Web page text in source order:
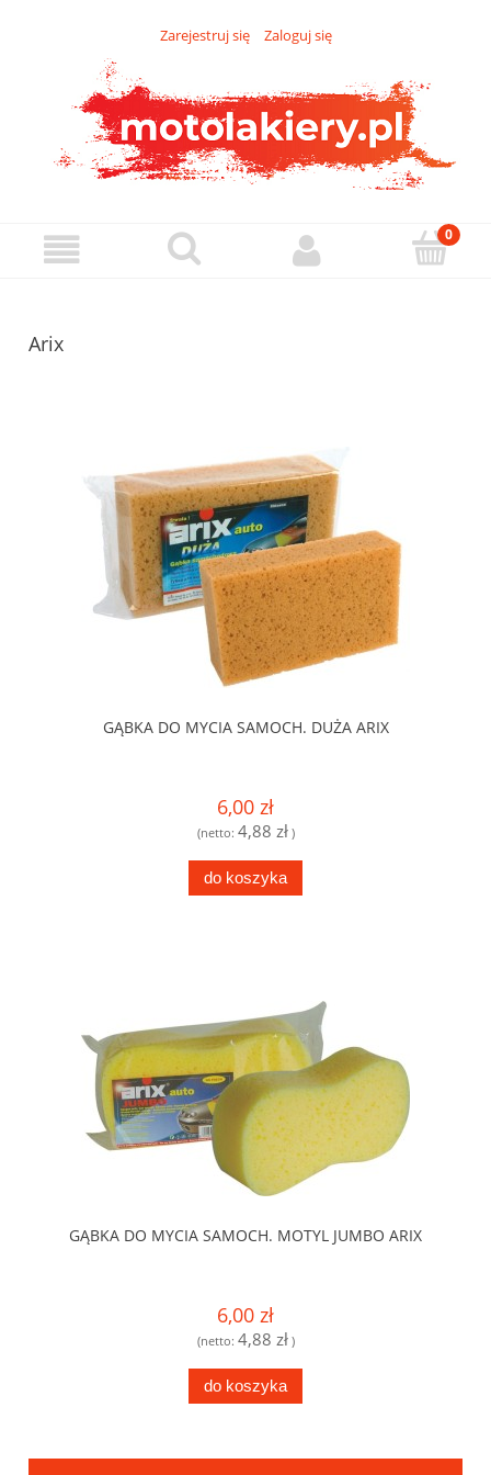
Zarejestruj się Zaloguj się
Arix
GĄBKA DO MYCIA SAMOCH. DUŻA ARIX
6,00 zł
(netto: 4,88 zł)
do koszyka
GĄBKA DO MYCIA SAMOCH. MOTYL JUMBO ARIX
6,00 zł
(netto: 4,88 zł)
do koszyka